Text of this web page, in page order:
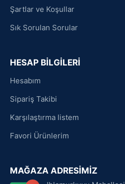
Şartlar ve Koşullar
Sık Sorulan Sorular
HESAP BİLGİLERİ
Hesabım
Sipariş Takibi
Karşılaştırma listem
Favori Ürünlerim
MAĞAZA ADRESİMİZ